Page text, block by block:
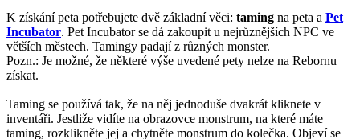
K získání peta potřebujete dvě základní věci: taming na peta a Pet
Incubator. Pet Incubator se dá zakoupit u nejrůznějších NPC ve
větších městech. Tamingy padají z různých monster.
Pozn.: Je možné, že některé výše uvedené pety nelze na Rebornu
získat.
Taming se používá tak, že na něj jednoduše dvakrát kliknete v
inventáři. Jestliže vidíte na obrazovce monstrum, na které máte
taming, rozklikněte jej a chytněte monstrum do kolečka. Objeví se